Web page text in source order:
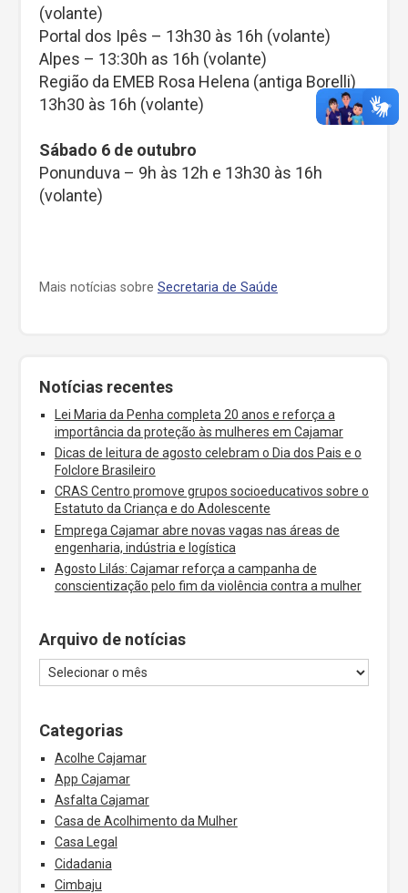
(volante)
Portal dos Ipês – 13h30 às 16h (volante)
Alpes – 13:30h as 16h (volante)
Região da EMEB Rosa Helena (antiga Borelli)
13h30 às 16h (volante)
Sábado 6 de outubro
Ponunduva – 9h às 12h e 13h30 às 16h
(volante)
Mais notícias sobre Secretaria de Saúde
Notícias recentes
Lei Maria da Penha completa 20 anos e reforça a
importância da proteção às mulheres em Cajamar
Dicas de leitura de agosto celebram o Dia dos Pais e o
Folclore Brasileiro
CRAS Centro promove grupos socioeducativos sobre o
Estatuto da Criança e do Adolescente
Emprega Cajamar abre novas vagas nas áreas de
engenharia, indústria e logística
Agosto Lilás: Cajamar reforça a campanha de
conscientização pelo fim da violência contra a mulher
Arquivo de notícias
Categorias
Acolhe Cajamar
App Cajamar
Asfalta Cajamar
Casa de Acolhimento da Mulher
Casa Legal
Cidadania
Cimbaju